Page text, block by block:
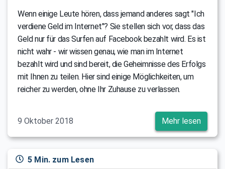
Wenn einige Leute hören, dass jemand anderes sagt "Ich
verdiene Geld im Internet"? Sie stellen sich vor, dass das
Geld nur für das Surfen auf Facebook bezahlt wird. Es ist
nicht wahr - wir wissen genau, wie man im Internet
bezahlt wird und sind bereit, die Geheimnisse des Erfolgs
mit Ihnen zu teilen. Hier sind einige Möglichkeiten, um
reicher zu werden, ohne Ihr Zuhause zu verlassen.
9 Oktober 2018 Mehr lesen
5 Min. zum Lesen